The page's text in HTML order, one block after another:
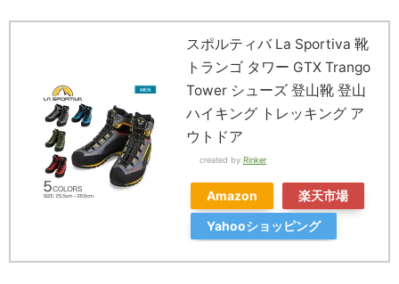
スポルティバ La Sportiva 靴
トランゴ タワー GTX Trango
Tower シューズ 登山靴 登山
ハイキング トレッキング ア
ウトドア
created by Rinker
Amazon
楽天市場
Yahooショッピング